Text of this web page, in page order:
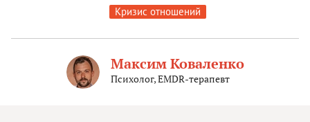
Кризис отношений
Максим Коваленко
Психолог, EMDR-терапевт